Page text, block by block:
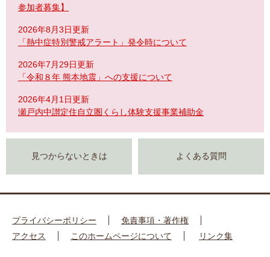
参加者募集】
2026年8月3日更新
「熱中症特別警戒アラート」発令時について
2026年7月29日更新
「令和８年 熊本地震」への支援について
2026年4月1日更新
瀬戸内中讃定住自立圏くらし体験支援事業補助金
見つからないときは よくある質問
プライバシーポリシー
免責事項・著作権
アクセス
このホームページについて リンク集